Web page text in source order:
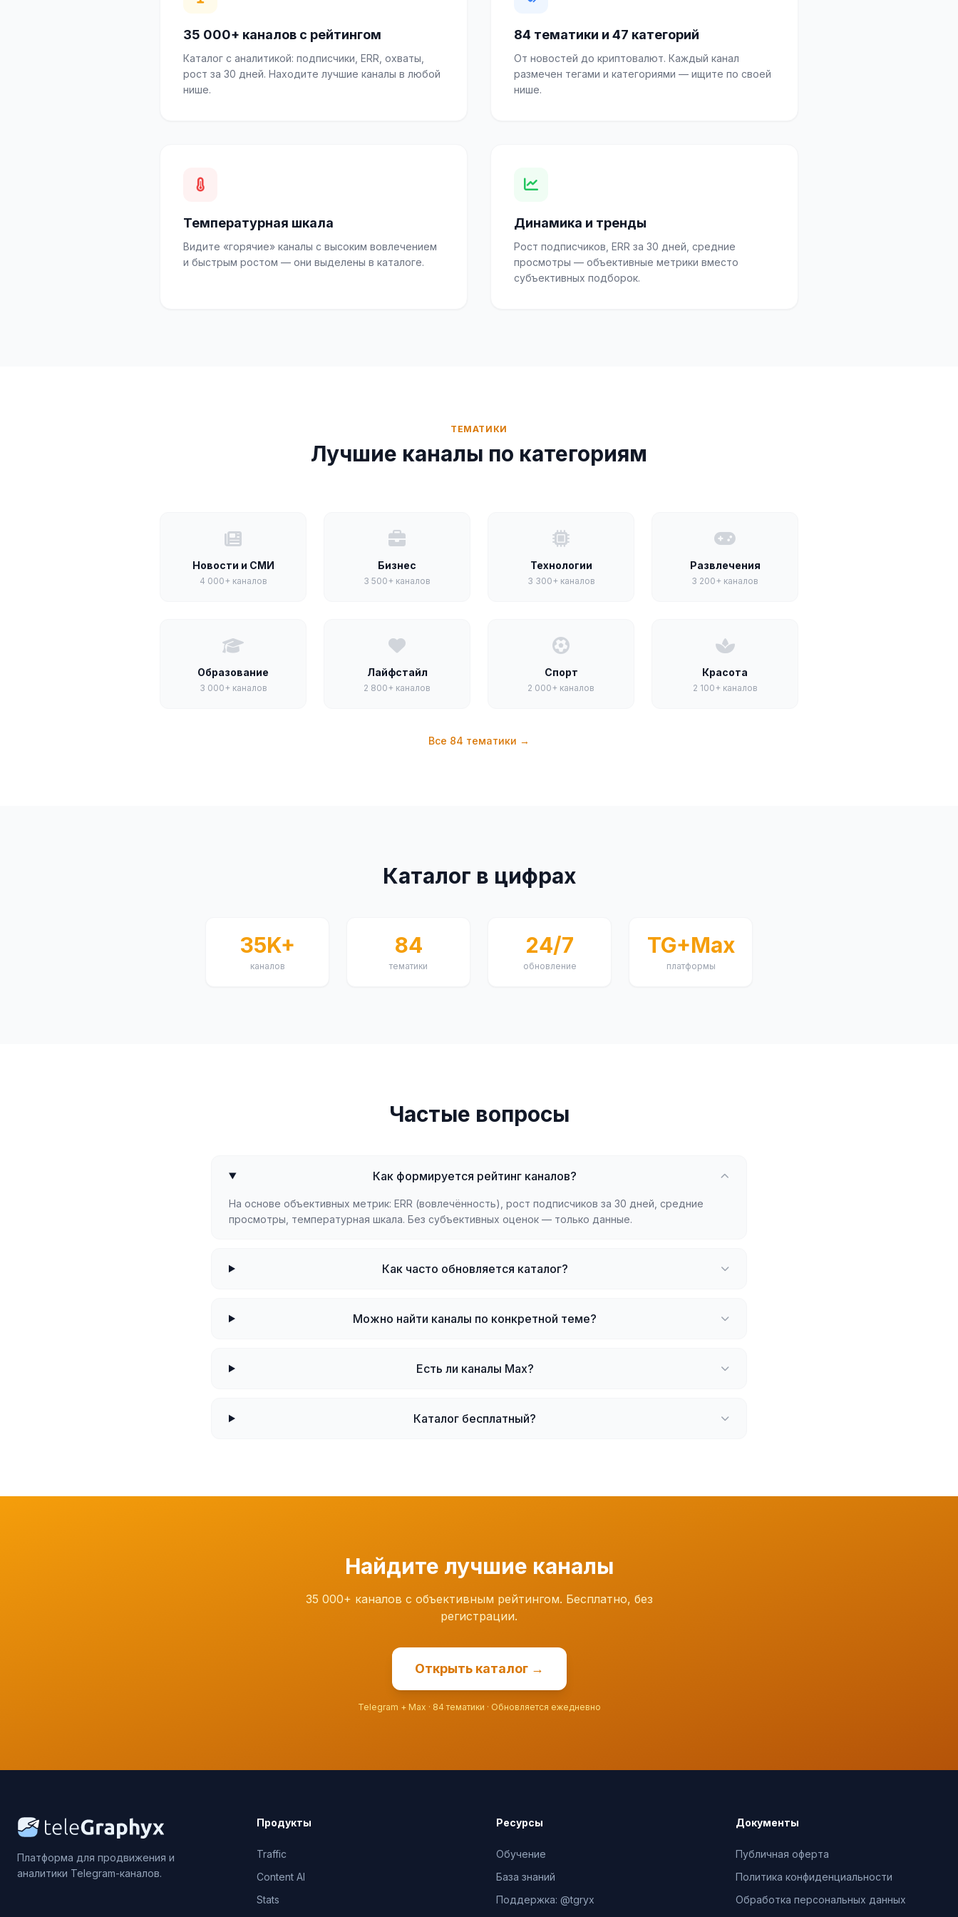
35 000+ каналов с рейтингом
Каталог с аналитикой: подписчики, ERR, охваты,
рост за 30 дней. Находите лучшие каналы в любой
нише.
84 тематики и 47 категорий
От новостей до криптовалют. Каждый канал
размечен тегами и категориями — ищите по своей
нише.
Температурная шкала
Видите «горячие» каналы с высоким вовлечением
и быстрым ростом — они выделены в каталоге.
Динамика и тренды
Рост подписчиков, ERR за 30 дней, средние
просмотры — объективные метрики вместо
субъективных подборок.
ТЕМАТИКИ
Лучшие каналы по категориям
Новости и СМИ
4 000+ каналов
Бизнес
3 500+ каналов
Технологии
3 300+ каналов
Развлечения
3 200+ каналов
Образование
3 000+ каналов
Лайфстайл
2 800+ каналов
Спорт
2 000+ каналов
Красота
2 100+ каналов
Все 84 тематики →
Каталог в цифрах
35K+
каналов
84
тематики
24/7
обновление
TG+Max
платформы
Частые вопросы
Как формируется рейтинг каналов?
На основе объективных метрик: ERR (вовлечённость), рост подписчиков за 30 дней, средние
просмотры, температурная шкала. Без субъективных оценок — только данные.
Как часто обновляется каталог?
Можно найти каналы по конкретной теме?
Есть ли каналы Max?
Каталог бесплатный?
Найдите лучшие каналы
35 000+ каналов с объективным рейтингом. Бесплатно, без
регистрации.
Открыть каталог →
Telegram + Max · 84 тематики · Обновляется ежедневно
Платформа для продвижения и
аналитики Telegram-каналов.
Продукты
Traffic
Content AI
Stats
Ресурсы
Обучение
База знаний
Поддержка: @tgryx
Документы
Публичная оферта
Политика конфиденциальности
Обработка персональных данных